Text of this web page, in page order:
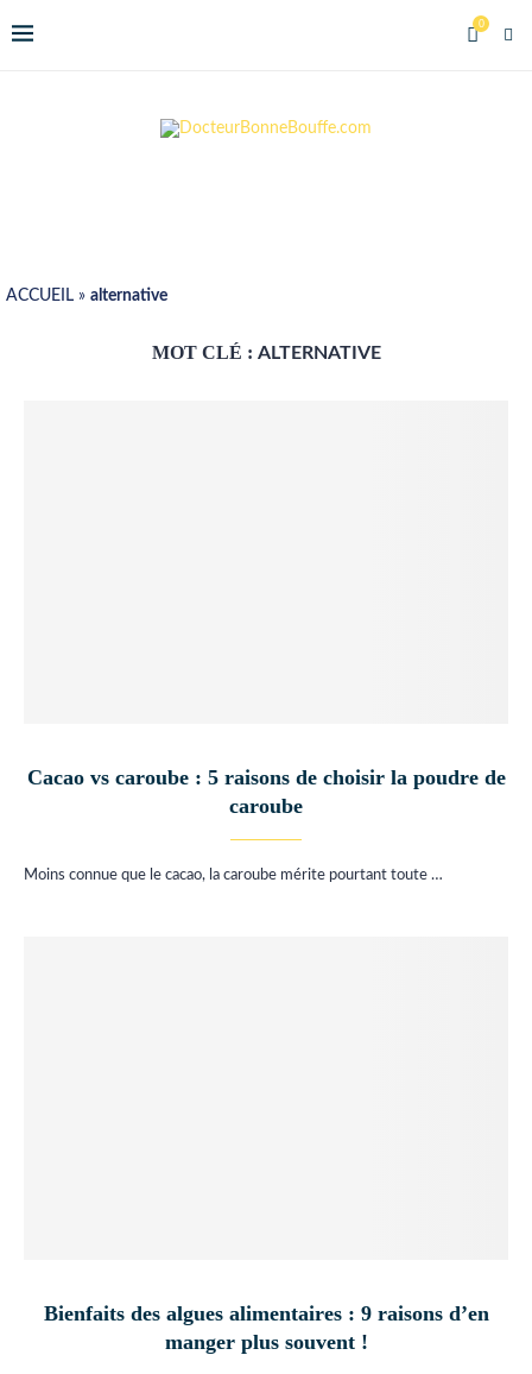
0
ACCUEIL » alternative
MOT CLÉ : ALTERNATIVE
Cacao vs caroube : 5 raisons de choisir la poudre de
caroube
Moins connue que le cacao, la caroube mérite pourtant toute …
Bienfaits des algues alimentaires : 9 raisons d’en
manger plus souvent !